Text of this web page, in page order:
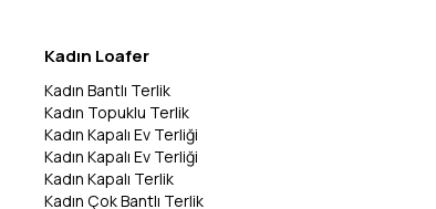
Kadın Loafer
Kadın Bantlı Terlik
Kadın Topuklu Terlik
Kadın Kapalı Ev Terliği
Kadın Kapalı Ev Terliği
Kadın Kapalı Terlik
Kadın Çok Bantlı Terlik